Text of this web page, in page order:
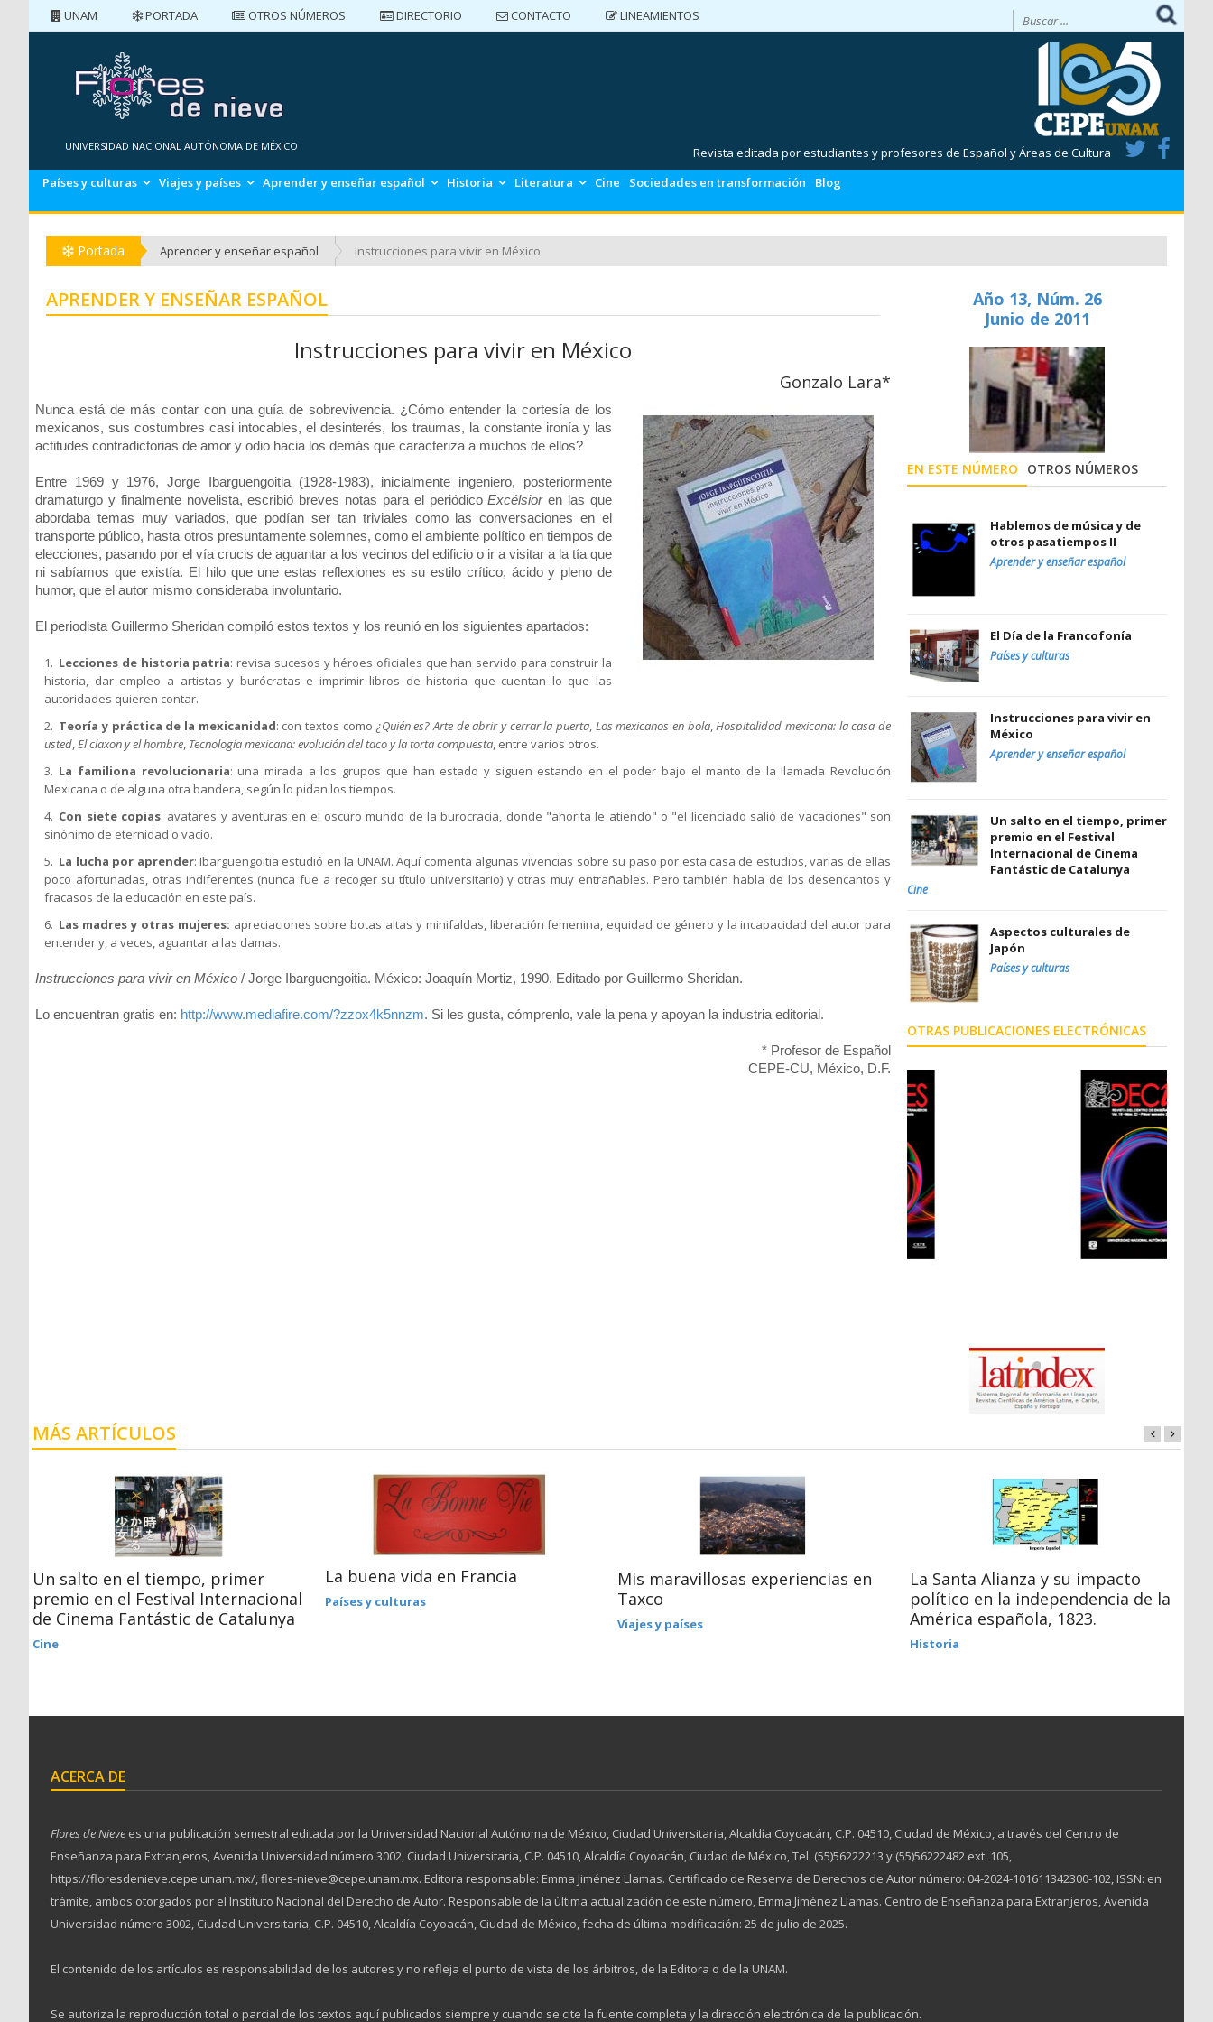
UNAM PORTADA OTROS NÚMEROS DIRECTORIO CONTACTO
LINEAMIENTOS
UNIVERSIDAD NACIONAL AUTÓNOMA DE MÉXICO
Revista editada por estudiantes y profesores de Español y Áreas de Cultura
Países y culturas
Viajes y países Aprender y enseñar español Historia Literatura Cine Sociedades en transformación Blog
Portada Aprender y enseñar español Instrucciones para vivir en México
APRENDER Y ENSEÑAR ESPAÑOL
Instrucciones para vivir en México
Gonzalo Lara*
Nunca está de más contar con una guía de sobrevivencia. ¿Cómo entender la cortesía de los
mexicanos, sus costumbres casi intocables, el desinterés, los traumas, la constante ironía y las
actitudes contradictorias de amor y odio hacia los demás que caracteriza a muchos de ellos?
Entre 1969 y 1976, Jorge Ibarguengoitia (1928-1983), inicialmente ingeniero, posteriormente
dramaturgo y finalmente novelista, escribió breves notas para el periódicoExcélsioren las que
abordaba temas muy variados, que podían ser tan triviales como las conversaciones en el
transporte público, hasta otros presuntamente solemnes, como el ambiente político en tiempos de
elecciones, pasando por el vía crucis de aguantar a los vecinos del edificio o ir a visitar a la tía que
ni sabíamos que existía. El hilo que une estas reflexiones es su estilo crítico, ácido y pleno de
humor, que el autor mismo consideraba involuntario.
El periodista Guillermo Sheridan compiló estos textos y los reunió en los siguientes apartados:
Lecciones de historia patria: revisa sucesos y héroes oficiales que han servido para construir la
historia, dar empleo a artistas y burócratas e imprimir libros de historia que cuentan lo que las
autoridades quieren contar.
Teoría y práctica de la mexicanidad: con textos como ¿Quién es? Arte de abrir y cerrar la puerta, Los mexicanos en bola,Hospitalidad mexicana: la casa de
usted,El claxon y el hombre, Tecnología mexicana: evolución del taco y la torta compuesta, entre varios otros.
La familiona revolucionaria: una mirada a los grupos que han estado y siguen estando en el poder bajo el manto de la llamada Revolución
Mexicana o de alguna otra bandera, según lo pidan los tiempos.
Con siete copias: avatares y aventuras en el oscuro mundo de la burocracia, donde "ahorita le atiendo" o "el licenciado salió de vacaciones" son
sinónimo de eternidad o vacío.
La lucha por aprender: Ibarguengoitia estudió en la UNAM. Aquí comenta algunas vivencias sobre su paso por esta casa de estudios, varias de ellas
poco afortunadas, otras indiferentes (nunca fue a recoger su título universitario) y otras muy entrañables. Pero también habla de los desencantos y
fracasos de la educación en este país.
Las madres y otras mujeres: apreciaciones sobre botas altas y minifaldas, liberación femenina, equidad de género y la incapacidad del autor para
entender y, a veces, aguantar a las damas.
Instrucciones para vivir en México / Jorge Ibarguengoitia. México: Joaquín Mortiz, 1990. Editado por Guillermo Sheridan.
Lo encuentran gratis en: http://www.mediafire.com/?zzox4k5nnzm. Si les gusta, cómprenlo, vale la pena y apoyan la industria editorial.
* Profesor de Español
CEPE-CU, México, D.F.
Año 13, Núm. 26
Junio de 2011
EN ESTE NÚMERO OTROS NÚMEROS
Hablemos de música y de
otros pasatiempos II
Aprender y enseñar español
El Día de la Francofonía
Países y culturas
Instrucciones para vivir en
México
Aprender y enseñar español
Un salto en el tiempo, primer
premio en el Festival
Internacional de Cinema
Fantástic de Catalunya
Cine
Aspectos culturales de
Japón
Países y culturas
OTRAS PUBLICACIONES ELECTRÓNICAS
MÁS ARTÍCULOS
Un salto en el tiempo, primer
premio en el Festival Internacional
de Cinema Fantástic de Catalunya
Cine
La buena vida en Francia
Países y culturas
Mis maravillosas experiencias en
Taxco
Viajes y países
La Santa Alianza y su impacto
político en la independencia de la
América española, 1823.
Historia
ACERCA DE
Flores de Nieve es una publicación semestral editada por la Universidad Nacional Autónoma de México, Ciudad Universitaria, Alcaldía Coyoacán, C.P. 04510, Ciudad de México, a través del Centro de
Enseñanza para Extranjeros, Avenida Universidad número 3002, Ciudad Universitaria, C.P. 04510, Alcaldía Coyoacán, Ciudad de México, Tel. (55)56222213 y (55)56222482 ext. 105,
https://floresdenieve.cepe.unam.mx/, flores-nieve@cepe.unam.mx. Editora responsable: Emma Jiménez Llamas. Certificado de Reserva de Derechos de Autor número: 04-2024-101611342300-102, ISSN: en
trámite, ambos otorgados por el Instituto Nacional del Derecho de Autor. Responsable de la última actualización de este número, Emma Jiménez Llamas. Centro de Enseñanza para Extranjeros, Avenida
Universidad número 3002, Ciudad Universitaria, C.P. 04510, Alcaldía Coyoacán, Ciudad de México, fecha de última modificación: 25 de julio de 2025.
El contenido de los artículos es responsabilidad de los autores y no refleja el punto de vista de los árbitros, de la Editora o de la UNAM.
Se autoriza la reproducción total o parcial de los textos aquí publicados siempre y cuando se cite la fuente completa y la dirección electrónica de la publicación.